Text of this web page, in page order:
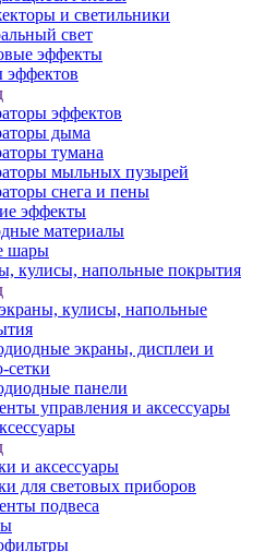
и светильники
свет
эффекты
эффектов
эффектов
дыма
тумана
мыльных пузырей
снега и пены
эффекты
материалы
шары
кулисы, напольные покрытия
кулисы, напольные
экраны, дисплеи и
сетки
панели
управления и аксессуары
и аксессуары
для световых приборов
подвеса